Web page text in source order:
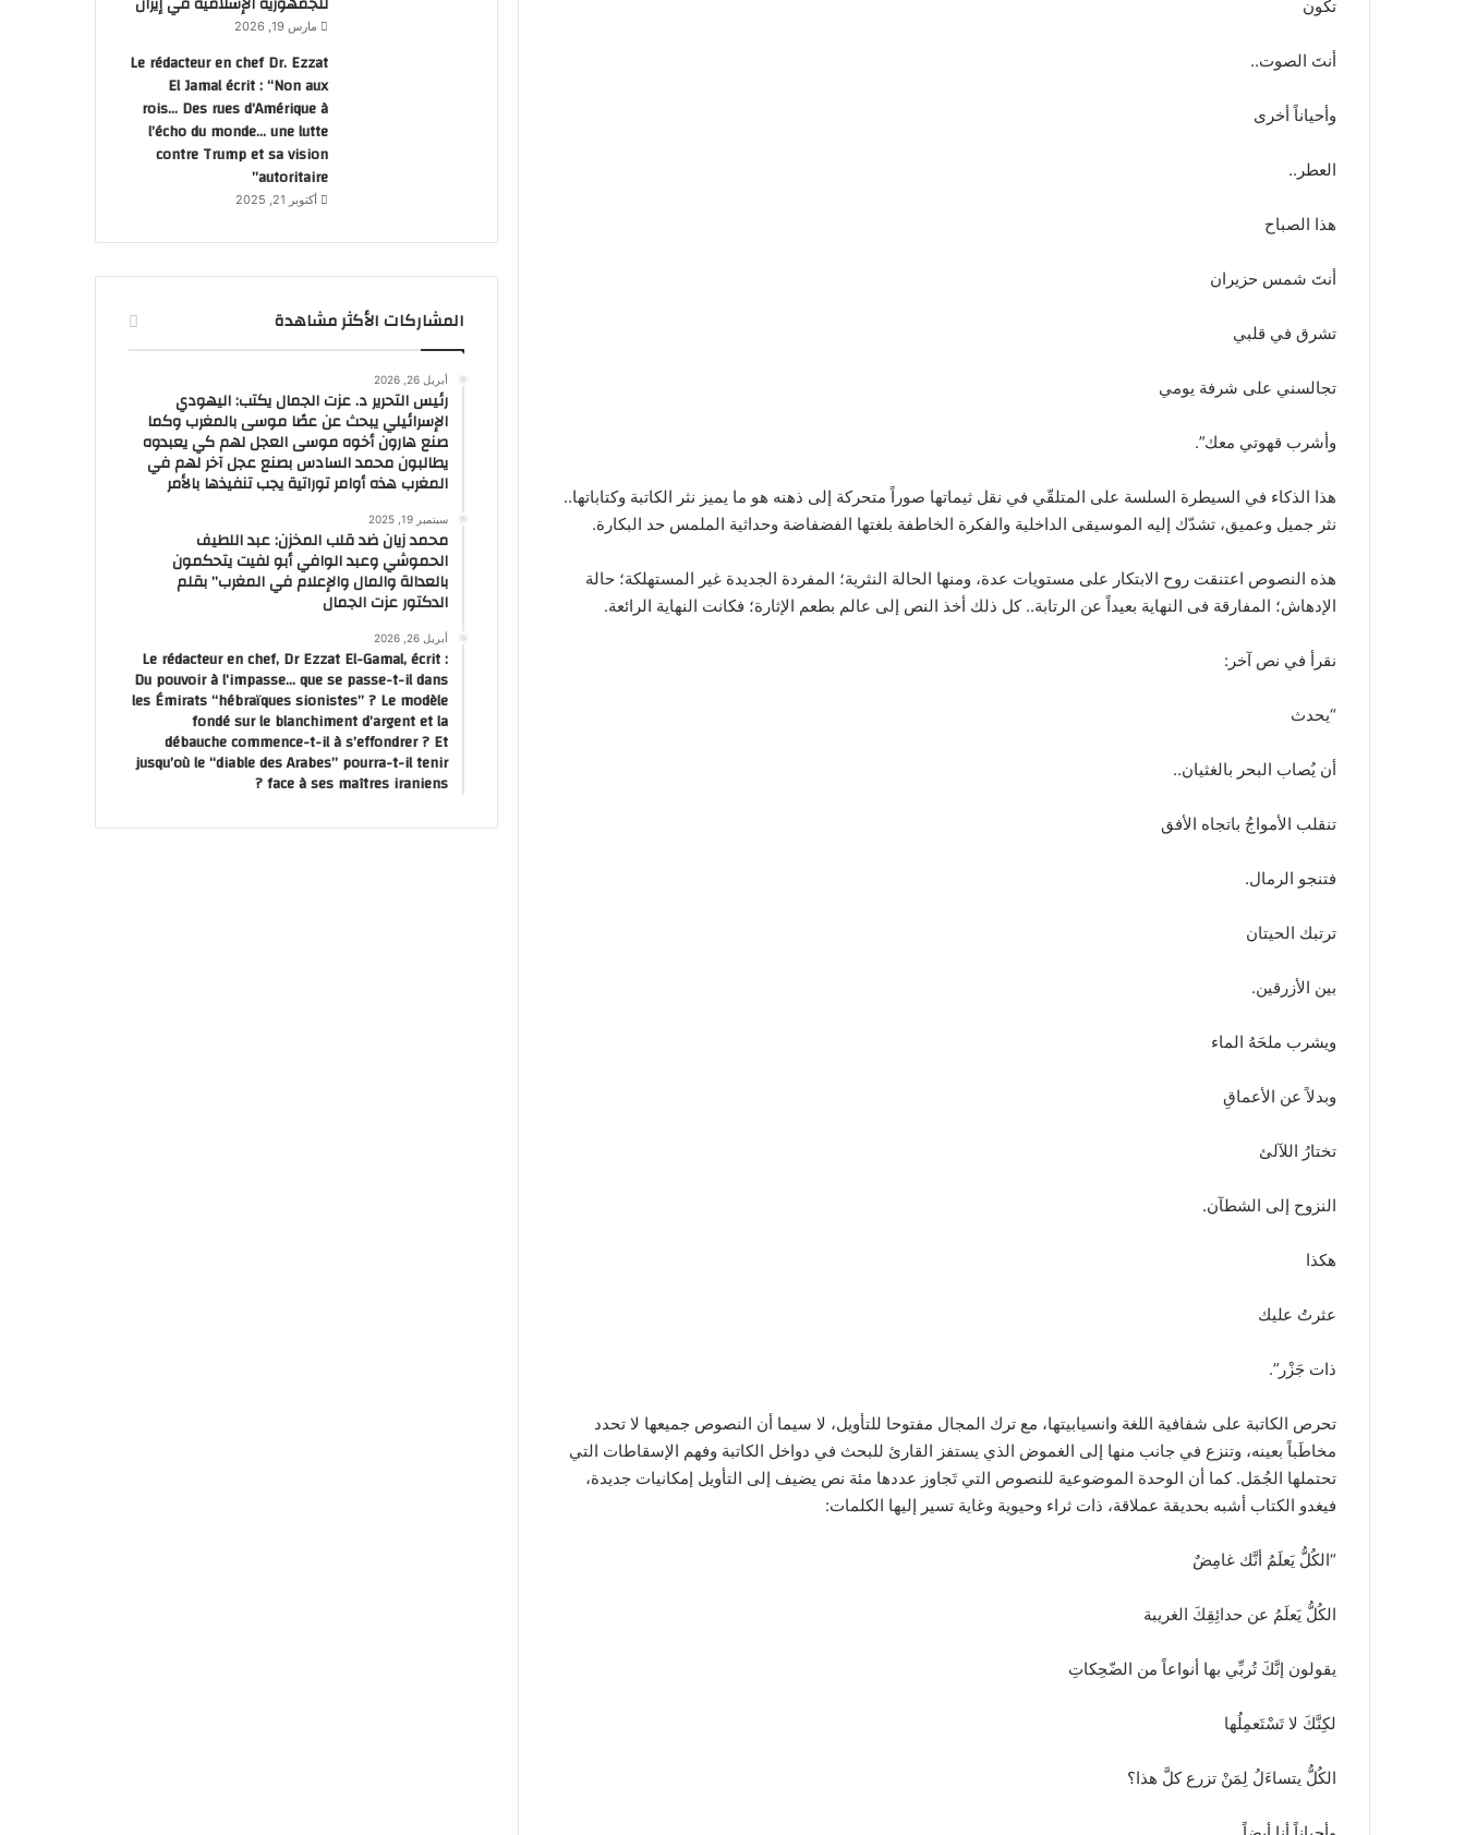
تكون
أنتَ الصوت..
وأحياناً أخرى
العطر..
هذا الصباح
أنتَ شمس حزيران
تشرق في قلبي
تجالسني على شرفة يومي
وأشرب قهوتي معك”.
هذا الذكاء في السيطرة السلسة على المتلقّي في نقل ثيماتها صوراً متحركة إلى ذهنه هو ما يميز نثر الكاتبة وكتاباتها..
نثر جميل وعميق، تشدّك إليه الموسيقى الداخلية والفكرة الخاطفة بلغتها الفضفاضة وحداثية الملمس حد البكارة.
هذه النصوص اعتنقت روح الابتكار على مستويات عدة، ومنها الحالة النثرية؛ المفردة الجديدة غير المستهلكة؛ حالة
الإدهاش؛ المفارقة فى النهاية بعيداً عن الرتابة.. كل ذلك أخذ النص إلى عالم بطعم الإثارة؛ فكانت النهاية الرائعة.
نقرأ في نص آخر:
“يحدث
أن يُصاب البحر بالغثيان..
تنقلب الأمواجُ باتجاه الأفق
فتنجو الرمال.
ترتبك الحيتان
بين الأزرقين.
ويشرب ملحَهُ الماء
وبدلاً عن الأعماقِ
تختارُ اللآلئ
النزوح إلى الشطآن.
هكذا
عثرتُ عليك
ذات جَزْر”.
تحرص الكاتبة على شفافية اللغة وانسيابيتها، مع ترك المجال مفتوحا للتأويل، لا سيما أن النصوص جميعها لا تحدد
مخاطَباً بعينه، وتنزع في جانب منها إلى الغموض الذي يستفز القارئ للبحث في دواخل الكاتبة وفهم الإسقاطات التي
تحتملها الجُمَل. كما أن الوحدة الموضوعية للنصوص التي تَجاوز عددها مئة نص يضيف إلى التأويل إمكانيات جديدة،
فيغدو الكتاب أشبه بحديقة عملاقة، ذات ثراء وحيوية وغاية تسير إليها الكلمات:
“الكُلُّ يَعلَمُ أنَّك غامِضٌ
الكُلُّ يَعلَمُ عن حدائِقِكَ الغريبة
يقولون إنَّكَ تُربِّي بها أنواعاً من الضّحِكاتِ
لكِنَّكَ لا تَسْتَعمِلُها
الكُلُّ يتساءَلُ لِمَنْ تزرع كلَّ هذا؟
مارس 19, 2026
Le rédacteur en chef Dr. Ezzat
El Jamal écrit : “Non aux
rois… Des rues d’Amérique à
l’écho du monde… une lutte
contre Trump et sa vision
autoritaire”
أكتوبر 21, 2025
المشاركات الأكثر مشاهدة
أبريل 26, 2026
رئيس التحرير د. عزت الجمال يكتب: اليهودي
الإسرائيلي يبحث عن عصًا موسى بالمغرب وكما
صنع هارون أخوه موسى العجل لهم كي يعبدوه
يطالبون محمد السادس بصنع عجل آخر لهم في
المغرب هذه أوامر توراتية يجب تنفيذها بالأمر
سبتمبر 19, 2025
محمد زيان ضد قلب المخزن: عبد اللطيف
الحموشي وعبد الوافي أبو لفيت يتحكمون
بالعدالة والمال والإعلام في المغرب” بقلم
الدكتور عزت الجمال
أبريل 26, 2026
Le rédacteur en chef, Dr Ezzat El-Gamal, écrit :
Du pouvoir à l’impasse… que se passe-t-il dans
les Émirats “hébraïques sionistes” ? Le modèle
fondé sur le blanchiment d’argent et la
débauche commence-t-il à s’effondrer ? Et
jusqu’où le “diable des Arabes” pourra-t-il tenir
face à ses maîtres iraniens ?